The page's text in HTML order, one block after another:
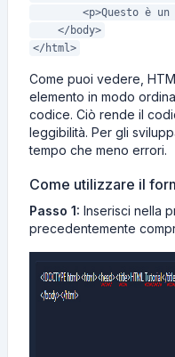
<p>Questo è un
</body>
</html>
Come puoi vedere,
elemento in modo
codice. Ciò rende il
leggibilità. Per gli
tempo che meno errori.
Come utilizzare il
Passo 1: Inserisci nella
precedentemente